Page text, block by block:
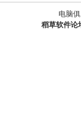
电脑
稻草软件论